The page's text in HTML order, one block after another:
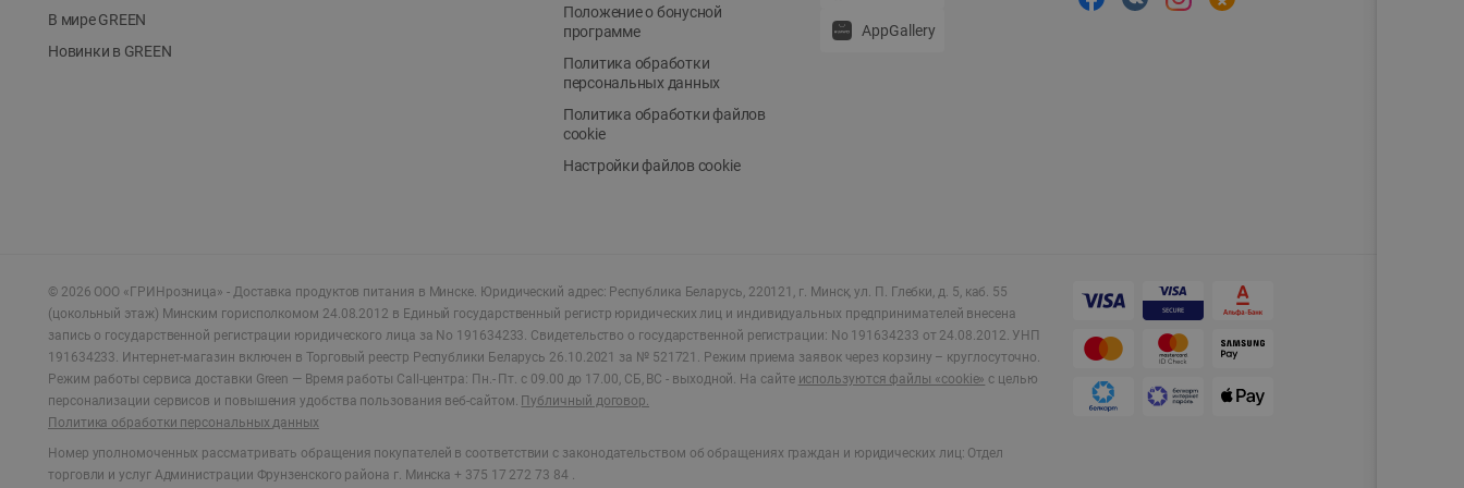
В мире GREEN
Новинки в GREEN
Положение о бонусной
программе
Политика обработки
персональных данных
Политика обработки файлов
cookie
Настройки файлов cookie
AppGallery
© 2026 ООО «ГРИНрозница» - Доставка продуктов питания в Минске. Юридический адрес: Республика Беларусь, 220121, г. Минск, ул. П. Глебки, д. 5, каб. 55
(цокольный этаж) Минским горисполкомом 24.08.2012 в Единый государственный регистр юридических лиц и индивидуальных предпринимателей внесена
запись о государственной регистрации юридического лица за No 191634233. Свидетельство о государственной регистрации: No 191634233 от 24.08.2012. УНП
191634233. Интернет-магазин включен в Торговый реестр Республики Беларусь 26.10.2021 за № 521721. Режим приема заявок через корзину – круглосуточно.
Режим работы сервиса доставки Green — Время работы Call-центра: Пн.- Пт. с 09.00 до 17.00, СБ, ВС - выходной. На сайте используются файлы «cookie» с целью
персонализации сервисов и повышения удобства пользования веб-сайтом. Публичный договор.
Политика обработки персональных данных
Номер уполномоченных рассматривать обращения покупателей в соответствии с законодательством об обращениях граждан и юридических лиц: Отдел
торговли и услуг Администрации Фрунзенского района г. Минска + 375 17 272 73 84 .